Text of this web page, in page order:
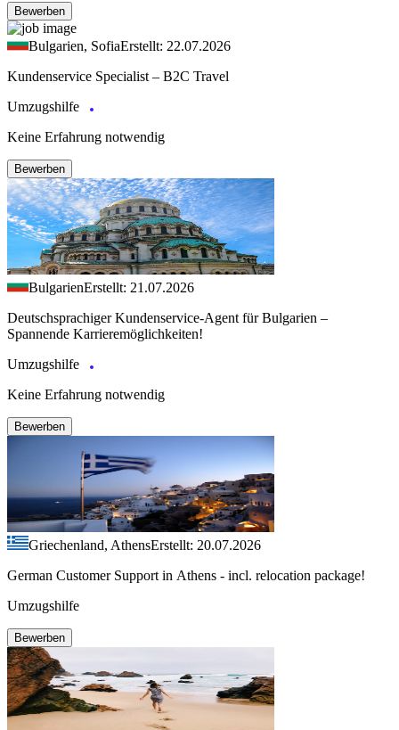
Bewerben
Bulgarien, SofiaErstellt: 22.07.2026
Kundenservice Specialist – B2C Travel
Umzugshilfe
Keine Erfahrung notwendig
Bewerben
BulgarienErstellt: 21.07.2026
Deutschsprachiger Kundenservice-Agent für Bulgarien –
Spannende Karrieremöglichkeiten!
Umzugshilfe
Keine Erfahrung notwendig
Bewerben
Griechenland, AthensErstellt: 20.07.2026
German Customer Support in Athens - incl. relocation package!
Umzugshilfe
Bewerben